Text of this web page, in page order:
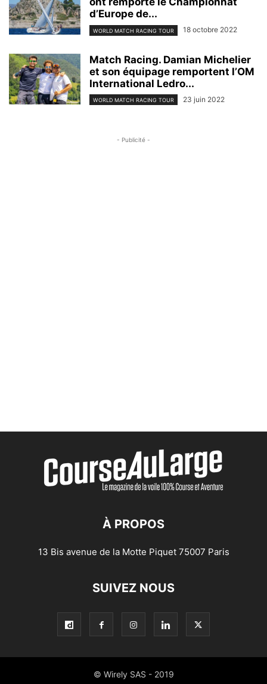
d’Europe de...
WORLD MATCH RACING TOUR 18 octobre 2022
Match Racing. Damian Michelier
et son équipage remportent l’OM
International Ledro...
WORLD MATCH RACING TOUR 23 juin 2022
- Publicité -
À PROPOS
13 Bis avenue de la Motte Piquet 75007 Paris
SUIVEZ NOUS
© Wirely SAS - 2019